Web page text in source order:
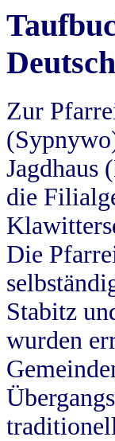
Zur
Jagdhaus
die
Die
Stabitz
wurden